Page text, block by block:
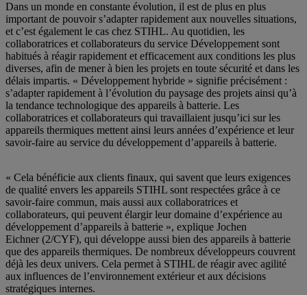
Dans un monde en constante évolution, il est de plus en plus
important de pouvoir s’adapter rapidement aux nouvelles situations,
et c’est également le cas chez STIHL. Au quotidien, les
collaboratrices et collaborateurs du service Développement sont
habitués à réagir rapidement et efficacement aux conditions les plus
diverses, afin de mener à bien les projets en toute sécurité et dans les
délais impartis. « Développement hybride » signifie précisément :
s’adapter rapidement à l’évolution du paysage des projets ainsi qu’à
la tendance technologique des appareils à batterie. Les
collaboratrices et collaborateurs qui travaillaient jusqu’ici sur les
appareils thermiques mettent ainsi leurs années d’expérience et leur
savoir-faire au service du développement d’appareils à batterie.
« Cela bénéficie aux clients finaux, qui savent que leurs exigences
de qualité envers les appareils STIHL sont respectées grâce à ce
savoir-faire commun, mais aussi aux collaboratrices et
collaborateurs, qui peuvent élargir leur domaine d’expérience au
développement d’appareils à batterie », explique Jochen
Eichner (2/CYF), qui développe aussi bien des appareils à batterie
que des appareils thermiques. De nombreux développeurs couvrent
déjà les deux univers. Cela permet à STIHL de réagir avec agilité
aux influences de l’environnement extérieur et aux décisions
stratégiques internes.